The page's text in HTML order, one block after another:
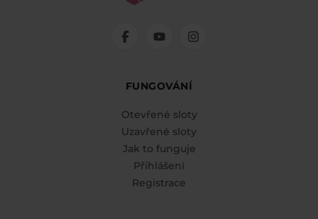
FUNGOVÁNÍ
Otevřené sloty
Uzavřené sloty
Jak to funguje
Přihlášení
Registrace